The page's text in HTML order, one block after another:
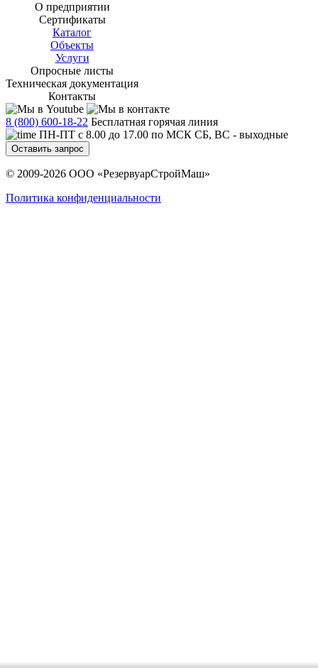
О предприятии
Сертификаты
Каталог
Объекты
Услуги
Опросные листы
Техническая документация
Контакты
8 (800) 600-18-22 Бесплатная горячая линия
ПН-ПТ с 8.00 до 17.00 по МСК СБ, ВС - выходные
Оставить запрос
© 2009-2026 ООО «РезервуарСтройМаш»
Политика конфиденциальности